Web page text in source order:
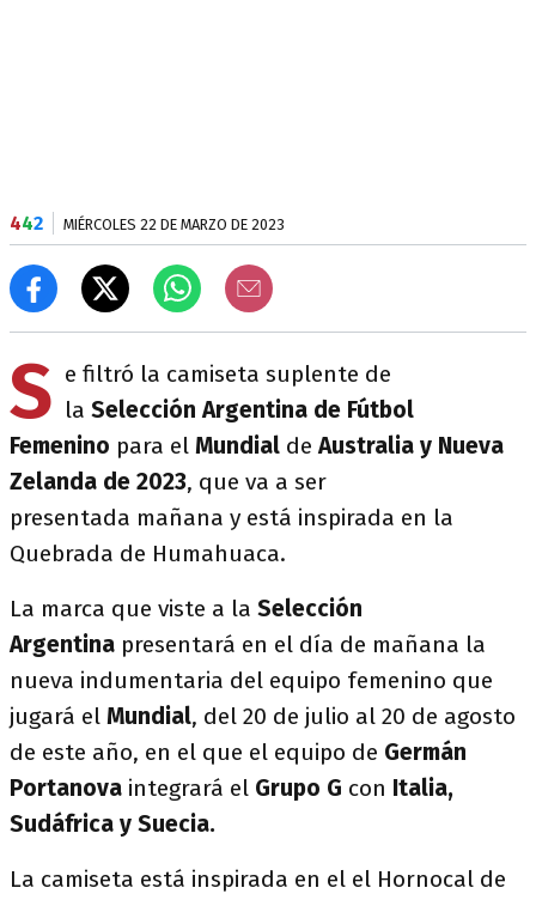
442 MIÉRCOLES 22 DE MARZO DE 2023
S e filtró la camiseta suplente de
la Selección Argentina de Fútbol
Femenino para el Mundial deAustralia y Nueva
Zelanda de 2023, que va a ser
presentada mañana y está inspirada en la
Quebrada de Humahuaca.
La marca que viste a la Selección
Argentina presentará en el día de mañana la
nueva indumentaria del equipo femenino que
jugará el Mundial, del 20 de julio al 20 de agosto
de este año, en el que el equipo de Germán
Portanova integrará el Grupo G con Italia,
Sudáfrica y Suecia.
La camiseta está inspirada en el el Hornocal de